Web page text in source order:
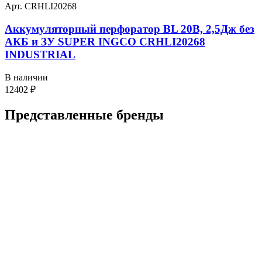
Арт. CRHLI20268
Аккумуляторный перфоратор BL 20В, 2,5Дж без
АКБ и ЗУ SUPER INGCO CRHLI20268
INDUSTRIAL
В наличии
12402 ₽
Представленные бренды